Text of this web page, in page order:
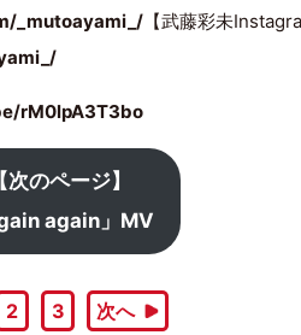
_mutoayami_/ 【武藤彩未
rM0lpA3T3bo
次のページ】
again」MV
2 3 次へ